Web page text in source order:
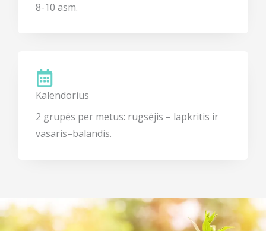
8-10 asm.
Kalendorius
2 grupės per metus: rugsėjis – lapkritis ir
vasaris–balandis.